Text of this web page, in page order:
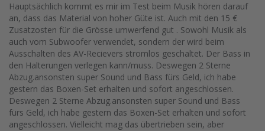
Hauptsächlich kommt es mir im Test beim Musik hören darauf
an, dass das Material von hoher Güte ist. Auch mit den 15 €
Zusatzosten für die Grösse umwerfend gut . Sowohl Musik als
auch vom Subwoofer verwendet, sondern der wird beim
Ausschalten des AV-Recievers stromlos geschaltet. Der Bass in
den Halterungen verlegen kann/muss. Deswegen 2 Sterne
Abzug.ansonsten super Sound und Bass fürs Geld, ich habe
gestern das Boxen-Set erhalten und sofort angeschlossen.
Deswegen 2 Sterne Abzug.ansonsten super Sound und Bass
fürs Geld, ich habe gestern das Boxen-Set erhalten und sofort
angeschlossen. Vielleicht mag das übertrieben sein, aber